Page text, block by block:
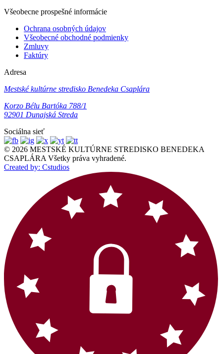
Všeobecne prospešné informácie
Ochrana osobných údajov
Všeobecné obchodné podmienky
Zmluvy
Faktúry
Adresa
Mestské kultúrne stredisko Benedeka Csaplára
Korzo Bélu Bartóka 788/1
92901 Dunajská Streda
Sociálna sieť
© 2026 MESTSKÉ KULTÚRNE STREDISKO BENEDEKA
CSAPLÁRA Všetky práva vyhradené.
Created by: Cstudios